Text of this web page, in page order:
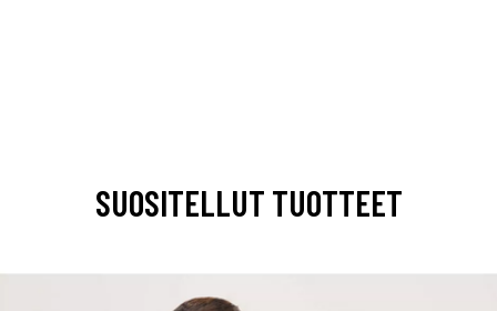
SUOSITELLUT TUOTTEET